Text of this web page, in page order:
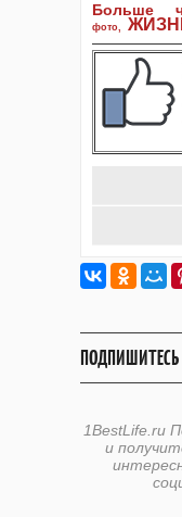
Больше
фото,
ПОДПИШИТЕСЬ
1BestLife.ru
и